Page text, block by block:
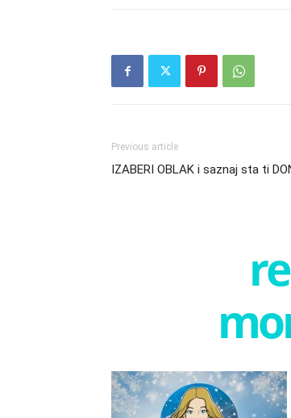
Previous article
IZABERI OBLAK i saznaj sta ti